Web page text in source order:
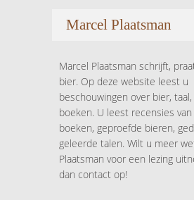
Marcel Plaatsman
Marcel Plaatsman schrijft,
bier. Op deze website leest u
beschouwingen over bier,
boeken. U leest recensies van
boeken, geproefde bieren,
geleerde talen. Wilt u meer
Plaatsman voor een lezing
dan contact op!